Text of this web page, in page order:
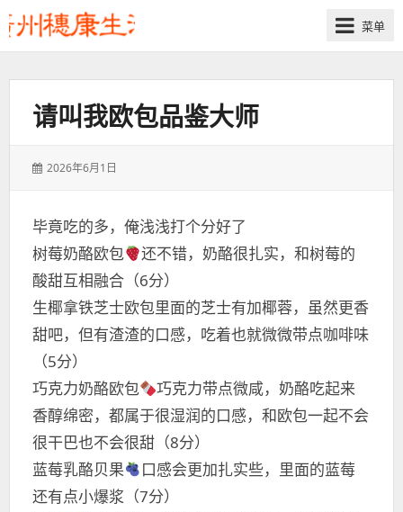
菜单
请叫我欧包品鉴大师
发
2026年6月1日
毕竟吃的多，俺浅浅打个分好了
树莓奶酪欧包
还不错，奶酪很扎实，和树莓的
酸甜互相融合（6分）
生椰拿铁芝士欧包里面的芝士有加椰蓉，虽然更香
甜吧，但有渣渣的口感，吃着也就微微带点咖啡味
（5分）
巧克力奶酪欧包
巧克力带点微咸，奶酪吃起来
香醇绵密，都属于很湿润的口感，和欧包一起不会
很干巴也不会很甜（8分）
蓝莓乳酪贝果
口感会更加扎实些，里面的蓝莓
还有点小爆浆（7分）